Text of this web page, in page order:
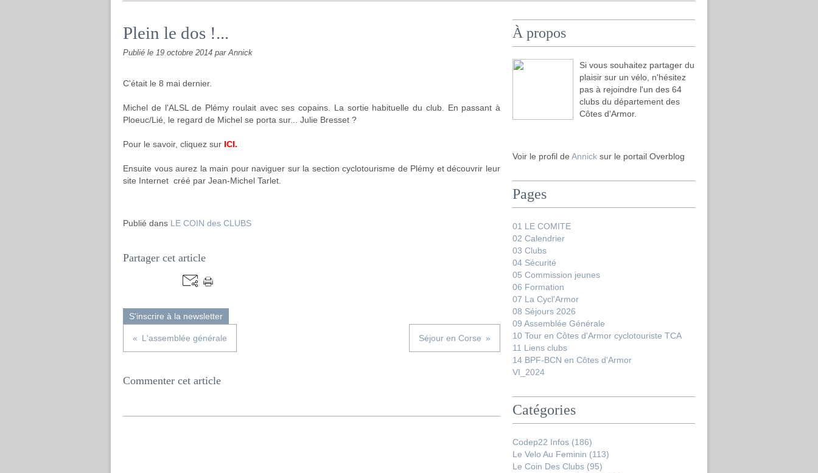
Plein le dos !...
Publié le 19 octobre 2014 par Annick
C'était le 8 mai dernier.
Michel de l'ALSL de Plémy roulait avec ses copains. La sortie habituelle du club. En passant à
Ploeuc/Lié, le regard de Michel se porta sur... Julie Bresset ?
Pour le savoir, cliquez sur ICI.
Ensuite vous aurez la main pour naviguer sur la section cyclotourisme de Plémy et découvrir leur
site Internet créé par Jean-Michel Tarlet.
Publié dans LE COIN des CLUBS
Partager cet article
S'inscrire à la newsletter
L'assemblée générale Séjour en Corse
Commenter cet article
À propos
Si vous souhaitez partager du
plaisir sur un vélo, n'hésitez
pas à rejoindre l'un des 64
clubs du département des
Côtes d'Armor.
Voir le profil de Annick sur le portail Overblog
Pages
01 LE COMITE
02 Calendrier
03 Clubs
04 Sécurité
05 Commission jeunes
06 Formation
07 La Cycl'Armor
08 Séjours 2026
09 Assemblée Générale
10 Tour en Côtes d'Armor cyclotouriste TCA
11 Liens clubs
14 BPF-BCN en Côtes d'Armor
VI_2024
Catégories
Codep22 Infos (186)
Le Velo Au Feminin (113)
Le Coin Des Clubs (95)